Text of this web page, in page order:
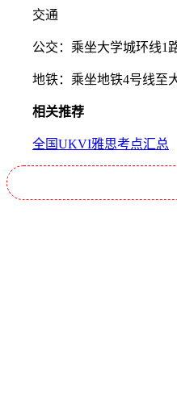
交通
公交：乘坐大学城环线1路
地铁：乘坐地铁4号线至大
相关推荐
全国UKVI雅思考点汇总